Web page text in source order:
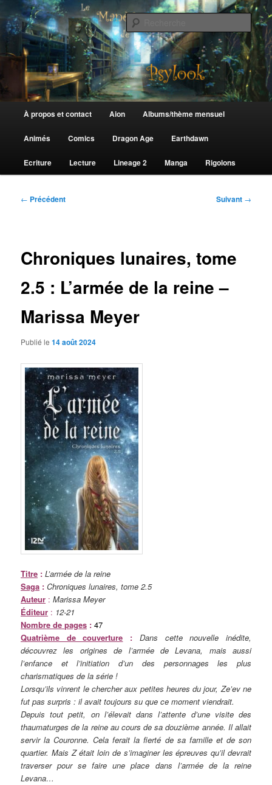
au
contenu
principalLe Manège de Psylook
principal
À propos et contact Aion Albums/thème mensuel
Animés Comics Dragon Age Earthdawn
Ecriture Lecture Lineage 2 Manga Rigolons
Navigation
← Précédent Suivant →
Chroniques lunaires, tome
2.5 : L’armée de la reine –
Marissa Meyer
Publié le14 août 2024
Titre : L’armée de la reine
Saga : Chroniques lunaires, tome 2.5
Auteur :Marissa Meyer
Éditeur : 12-21
Nombre de pages :47
Quatrième de couverture : Dans cette nouvelle inédite,
découvrez les origines de l’armée de Levana, mais aussi
l’enfance et l’initiation d’un des personnages les plus
charismatiques de la série !
Lorsqu’ils vinrent le chercher aux petites heures du jour, Ze’ev ne
fut pas surpris : il avait toujours su que ce moment viendrait.
Depuis tout petit, on l’élevait dans l’attente d’une visite des
thaumaturges de la reine au cours de sa douzième année. Il allait
servir la Couronne. Cela ferait la fierté de sa famille et de son
quartier. Mais Z était loin de s’imaginer les épreuves qu’il devrait
traverser pour se faire une place dans l’armée de la reine
Levana…